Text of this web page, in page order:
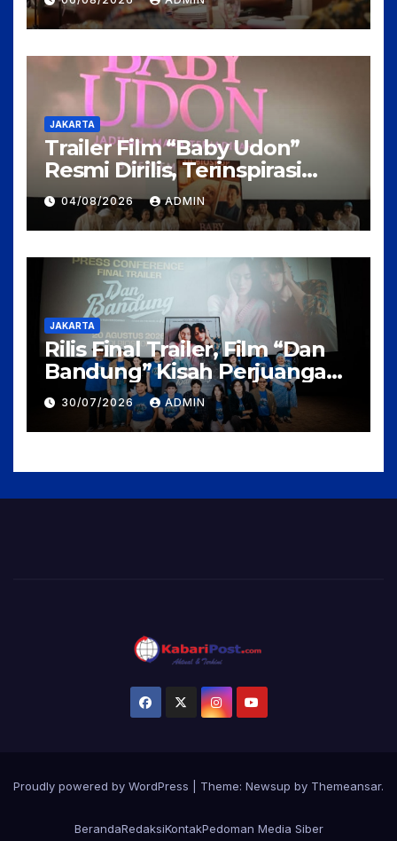
Kabupaten Bogor
JAKARTA
Trailer Film “Baby Udon”
Resmi Dirilis, Terinspirasi
Kisah Nyata Perjuangan
Fanny Kondoh
04/08/2026 ADMIN
JAKARTA
Rilis Final Trailer, Film “Dan
Bandung” Kisah Perjuangan
Cinta Karya Pidi Baig dan
Arahan Rudi Soedjarwo, Siap
Mengaduk Emosi Penonton
30/07/2026 ADMIN
Proudly powered by WordPress Theme: Newsup by Themeansar.
BerandaRedaksiKontakPedoman Media Siber